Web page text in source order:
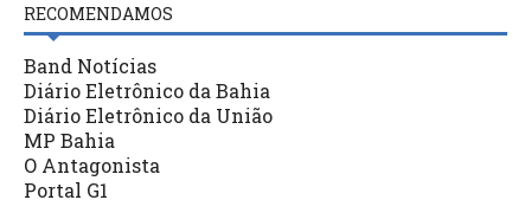
RECOMENDAMOS
Band Notícias
Diário Eletrônico da Bahia
Diário Eletrônico da União
MP Bahia
O Antagonista
Portal G1